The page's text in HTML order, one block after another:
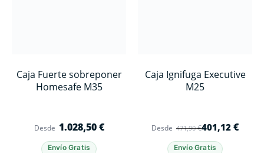
Caja Fuerte sobreponer
Homesafe M35
Desde 1.028,50€
Envío Gratis
Caja Ignifuga Executive
M25
Desde 471,90€401,12 €
Envío Gratis